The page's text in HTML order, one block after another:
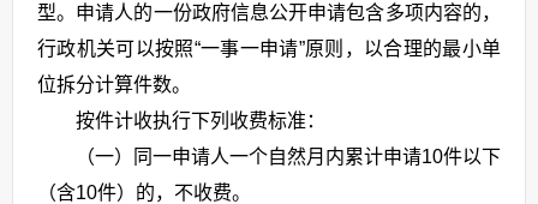
型。申请人的一份政府信息公开申请包含多项内容的，
行政机关可以按照“一事一申请”原则，以合理的最小单
位拆分计算件数。
按件计收执行下列收费标准：
（一）同一申请人一个自然月内累计申请10件以下
（含10件）的，不收费。